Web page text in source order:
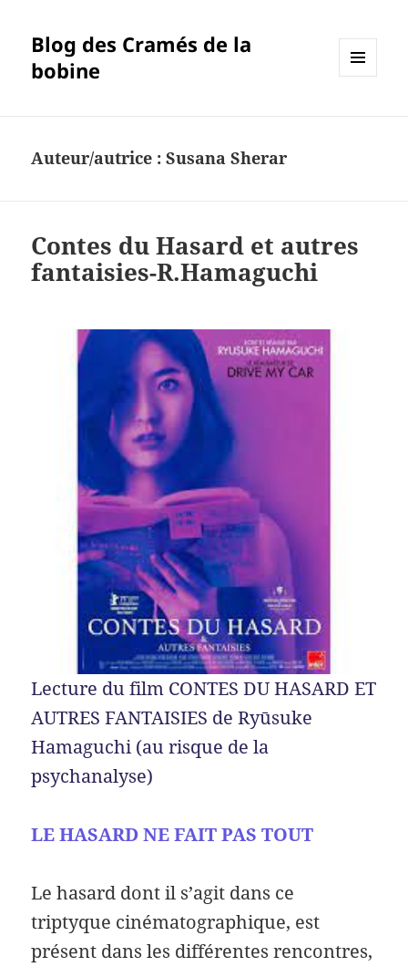
Blog des Cramés de la
bobine
Auteur/autrice :Susana Sherar
Contes du Hasard et autres
fantaisies-R.Hamaguchi
Lecture du film CONTES DU HASARD ET
AUTRES FANTAISIES de Ryūsuke
Hamaguchi (au risque de la
psychanalyse)
LE HASARD NE FAIT PAS TOUT
Le hasard dont il s’agit dans ce
triptyque cinématographique, est
présent dans les différentes rencontres,